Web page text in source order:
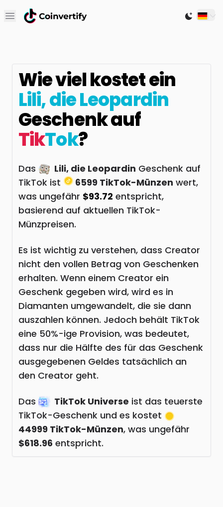
Open main menu Switch
Wie viel kostet ein
Lili, die Leopardin
Geschenk auf
TikTok?
Das Lili, die Leopardin Geschenk auf
TikTok ist
6599 TikTok-Münzen wert,
was ungefähr $93.72 entspricht,
basierend auf aktuellen TikTok-
Münzpreisen.
Es ist wichtig zu verstehen, dass Creator
nicht den vollen Betrag von Geschenken
erhalten. Wenn einem Creator ein
Geschenk gegeben wird, wird es in
Diamanten umgewandelt, die sie dann
auszahlen können. Jedoch behält TikTok
eine 50%-ige Provision, was bedeutet,
dass nur die Hälfte des für das Geschenk
ausgegebenen Geldes tatsächlich an
den Creator geht.
Das TikTok Universe ist das teuerste
TikTok-Geschenk und es kostet
44999 TikTok-Münzen, was ungefähr
$618.96 entspricht.